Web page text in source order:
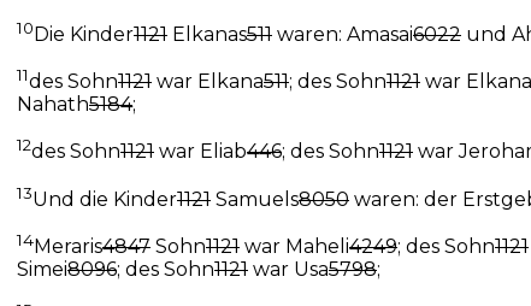
10Die Kinder1121 Elkanas511 waren: Amasai6022 und
11des Sohn1121 war Elkana511; des Sohn1121 war Elkana
Nahath5184;
12des Sohn1121 war Eliab446; des Sohn1121 war
13Und die Kinder1121 Samuels8050 waren: der
14Meraris4847 Sohn1121 war Maheli4249; des Sohn1121
Simei8096; des Sohn1121 war Usa5798;